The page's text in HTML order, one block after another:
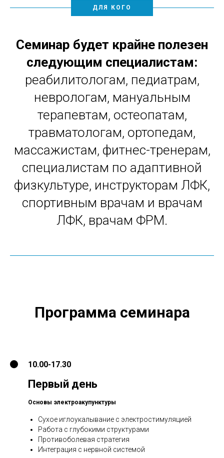
ДЛЯ КОГО
Семинар будет крайне полезен
следующим специалистам:
реабилитологам, педиатрам,
неврологам, мануальным
терапевтам, остеопатам,
травматологам, ортопедам,
массажистам, фитнес-тренерам,
специалистам по адаптивной
физкультуре, инструкторам ЛФК,
спортивным врачам и врачам
ЛФК, врачам ФРМ.
Программа семинара
10.00-17.30
Первый день
Основы электроакупунктуры
Сухое иглоукалывание с электростимуляцией
Работа с глубокими структурами
Противоболевая стратегия
Интеграция с нервной системой